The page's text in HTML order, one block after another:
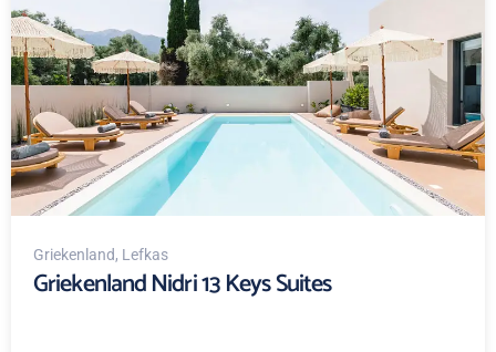
Griekenland, Lefkas
Griekenland Nidri 13 Keys Suites